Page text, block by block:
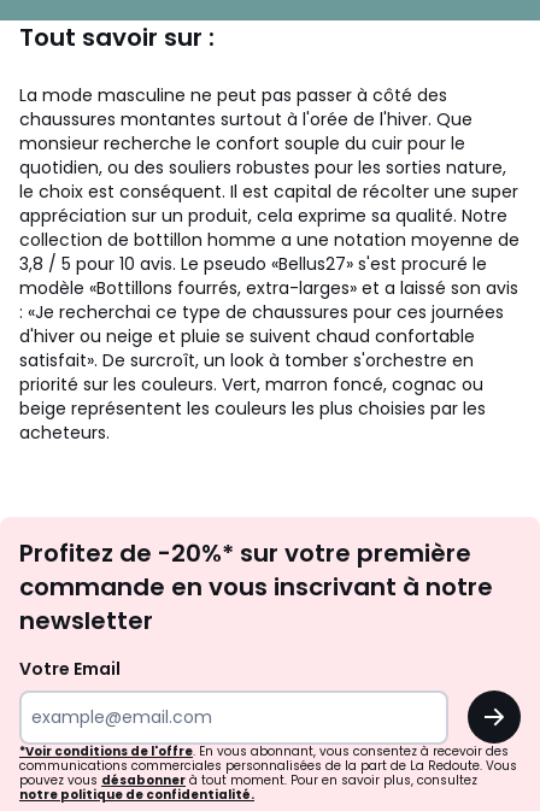
Tout savoir sur :
La mode masculine ne peut pas passer à côté des
chaussures montantes surtout à l'orée de l'hiver. Que
monsieur recherche le confort souple du cuir pour le
quotidien, ou des souliers robustes pour les sorties nature,
le choix est conséquent. Il est capital de récolter une super
appréciation sur un produit, cela exprime sa qualité. Notre
collection de bottillon homme a une notation moyenne de
3,8 / 5 pour 10 avis. Le pseudo «Bellus27» s'est procuré le
modèle «Bottillons fourrés, extra-larges» et a laissé son avis
: «Je recherchai ce type de chaussures pour ces journées
d'hiver ou neige et pluie se suivent chaud confortable
satisfait». De surcroît, un look à tomber s'orchestre en
priorité sur les couleurs. Vert, marron foncé, cognac ou
beige représentent les couleurs les plus choisies par les
acheteurs.
newsletter
Profitez de -20%* sur votre première
commande en vous inscrivant à notre
newsletter
Votre Email
OK
*Voir conditions de l'offre. En vous abonnant, vous consentez à recevoir des
communications commerciales personnalisées de la part de La Redoute. Vous
pouvez vous désabonner à tout moment. Pour en savoir plus, consultez
notre politique de confidentialité.